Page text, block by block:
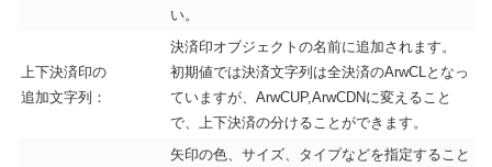
い。
上下決済印の
追加文字列：
決済印オブジェクトの名前に追加されます。
初期値では決済文字列は全決済のArwCLとなっ
ていますが、ArwCUP,ArwCDNに変えること
で、上下決済の分けることができます。
矢印の色、サイズ、タイプなどを指定すること